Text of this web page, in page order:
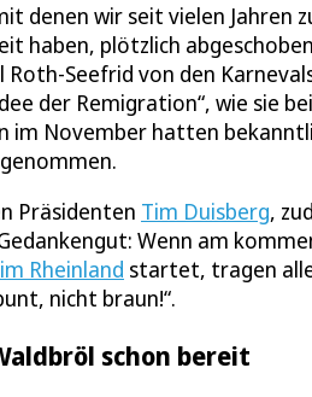
denen wir seit vielen Jahren
haben, plötzlich
Seefrid von den
der Remigration“, wie sie
im November hatten
Präsidenten Tim Duisberg,
Wenn am
Rheinland startet, tragen
nicht braun!“.
schon bereit